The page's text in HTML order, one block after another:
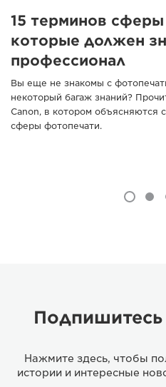
15 терминов
которые должен
профессионал
Вы еще не знакомы с
некоторый багаж знаний?
Canon, в котором объясняются
сферы фотопечати.
Нажмите здесь, чтобы
истории и интересные